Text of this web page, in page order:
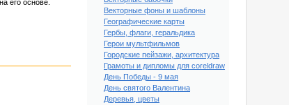
его основе.
Векторные фоны и шаблоны
Географические карты
Гербы, флаги, геральдика
Герои мультфильмов
Городские пейзажи, архитектура
Грамоты и дипломы для coreldraw
День Победы - 9 мая
День святого Валентина
Деревья, цветы